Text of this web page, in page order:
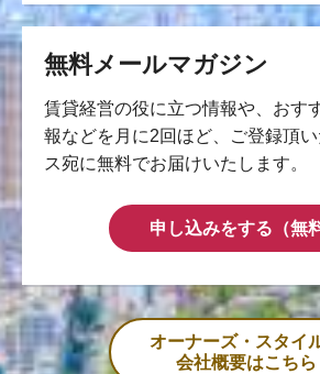
無料メールマガジン
賃貸経営の役に立つ情報や、おす
報などを月に2回ほど、ご登録頂
ス宛に無料でお届けいたします。
申し込みをする（無
オーナーズ・スタイ
会社概要はこちら